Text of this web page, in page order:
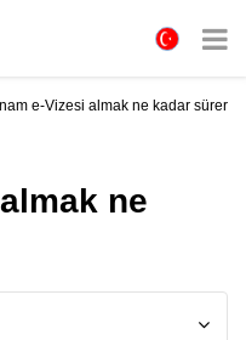
e-Vizesi almak ne kadar sürer?
ne